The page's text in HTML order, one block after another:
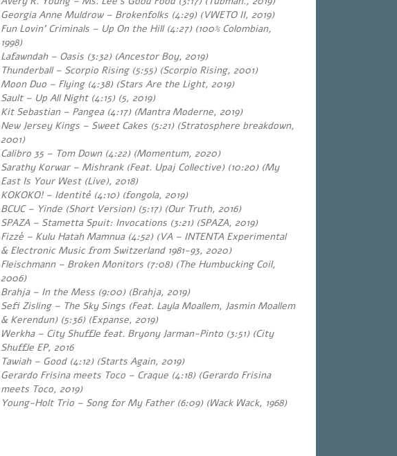
Georgia Anne Muldrow – Brokenfolks (4:29) (VWETO II, 2019)
Fun Lovin’ Criminals – Up On the Hill (4:27) (100% Colombian,
1998)
Lafawndah – Oasis (3:32) (Ancestor Boy, 2019)
Thunderball – Scorpio Rising (5:55) (Scorpio Rising, 2001)
Moon Duo – Flying (4:38) (Stars Are the Light, 2019)
Sault – Up All Night (4:15) (5, 2019)
Kit Sebastian – Pangea (4:17) (Mantra Moderne, 2019)
New Jersey Kings – Sweet Cakes (5:21) (Stratosphere breakdown,
2001)
Calibro 35 – Tom Down (4:22) (Momentum, 2020)
Sarathy Korwar – Mishrank (Feat. Upaj Collective) (10:20) (My
East Is Your West (Live), 2018)
KOKOKO! – Identité (4:10) (fongola, 2019)
BCUC – Yinde (Short Version) (5:17) (Our Truth, 2016)
SPAZA – Stametta Spuit: Invocations (3:21) (SPAZA, 2019)
Fizzè – Kulu Hatah Mamnua (4:52) (VA – INTENTA Experimental
& Electronic Music from Switzerland 1981-93, 2020)
Fleischmann – Broken Monitors (7:08) (The Humbucking Coil,
2006)
Brahja – In the Mess (9:00) (Brahja, 2019)
Sefi Zisling – The Sky Sings (Feat. Layla Moallem, Jasmin Moallem
& Kerendun) (5:36) (Expanse, 2019)
Werkha – City Shuffle feat. Bryony Jarman-Pinto (3:51) (City
Shuffle EP, 2016
Tawiah – Good (4:12) (Starts Again, 2019)
Gerardo Frisina meets Toco – Craque (4:18) (Gerardo Frisina
meets Toco, 2019)
Young-Holt Trio – Song for My Father (6:09) (Wack Wack, 1968)